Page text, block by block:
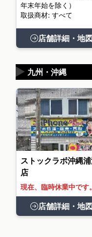
年末年始を除く）
取扱商材: すべて
店舗詳細・地図
九州・沖縄
▶
ストックラボ沖縄
店
現在、臨時休業中です。
店舗詳細・地図